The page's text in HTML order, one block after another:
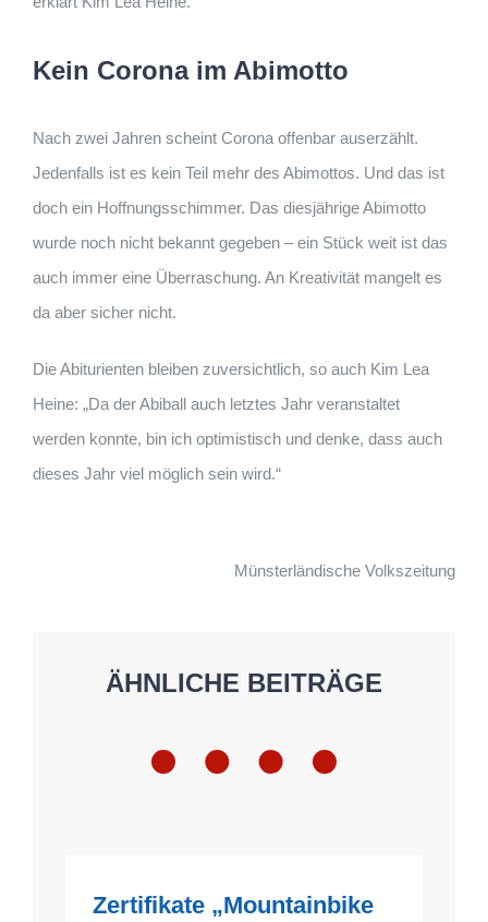
Kein Corona im Abimotto
Nach zwei Jahren scheint Corona offenbar auserzählt.
Jedenfalls ist es kein Teil mehr des Abimottos. Und das ist
doch ein Hoffnungsschimmer. Das diesjährige Abimotto
wurde noch nicht bekannt gegeben – ein Stück weit ist das
auch immer eine Überraschung. An Kreativität mangelt es
da aber sicher nicht.
Die Abiturienten bleiben zuversichtlich, so auch Kim Lea
Heine: „Da der Abiball auch letztes Jahr veranstaltet
werden konnte, bin ich optimistisch und denke, dass auch
dieses Jahr viel möglich sein wird.“
Münsterländische Volkszeitung
ÄHNLICHE BEITRÄGE
Zertifikate „Mountainbike